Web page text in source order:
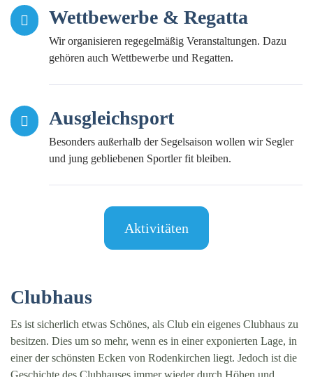
Wettbewerbe & Regatta
Wir organisieren regegelmäßig Veranstaltungen. Dazu
gehören auch Wettbewerbe und Regatten.
Ausgleichsport
Besonders außerhalb der Segelsaison wollen wir Segler
und jung gebliebenen Sportler fit bleiben.
Aktivitäten
Clubhaus
Es ist sicherlich etwas Schönes, als Club ein eigenes Clubhaus zu
besitzen. Dies um so mehr, wenn es in einer exponierten Lage, in
einer der schönsten Ecken von Rodenkirchen liegt. Jedoch ist die
Geschichte des Clubhauses immer wieder durch Höhen und